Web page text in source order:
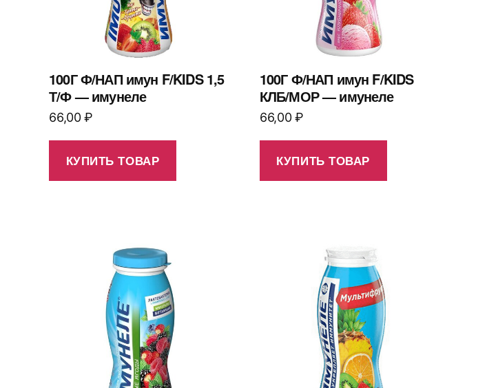
100Г Ф/НАП имун F/KIDS 1,5
Т/Ф — имунеле
66,00₽
КУПИТЬ ТОВАР
100Г Ф/НАП имун F/KIDS
КЛБ/МОР — имунеле
66,00₽
КУПИТЬ ТОВАР